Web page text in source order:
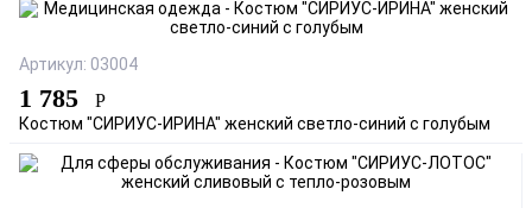
Артикул: 03004
1 785 Р
Костюм "СИРИУС-ИРИНА" женский светло-синий с голубым